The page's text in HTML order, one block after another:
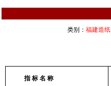
类别： 福建造纸
指 标 名 称